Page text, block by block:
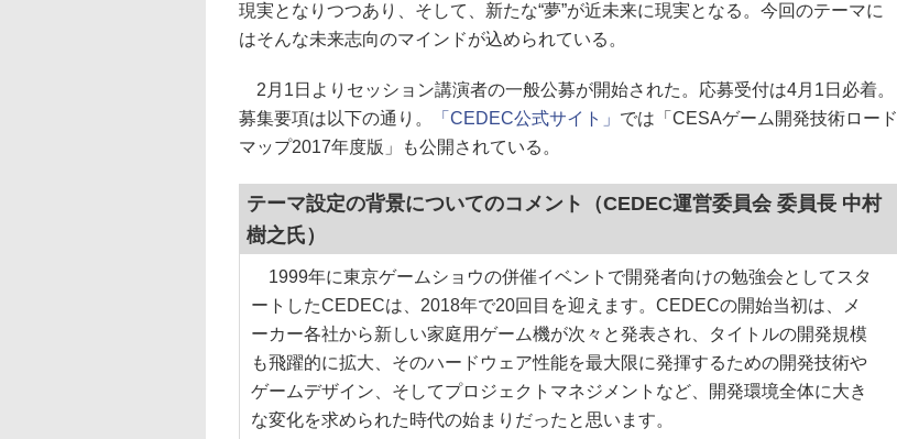
現実となりつつあり、そして、新たな“夢”が近未来に現実となる。今回のテーマに
はそんな未来志向のマインドが込められている。
2月1日よりセッション講演者の一般公募が開始された。応募受付は4月1日必着。
募集要項は以下の通り。
「CEDEC公式サイト」 では「CESAゲーム開発技術ロード
マップ2017年度版」も公開されている。
テーマ設定の背景についてのコメント（CEDEC運営委員会 委員長 中村
樹之氏）
1999年に東京ゲームショウの併催イベントで開発者向けの勉強会としてスタ
ートしたCEDECは、2018年で20回目を迎えます。CEDECの開始当初は、メ
ーカー各社から新しい家庭用ゲーム機が次々と発表され、タイトルの開発規模
も飛躍的に拡大、そのハードウェア性能を最大限に発揮するための開発技術や
ゲームデザイン、そしてプロジェクトマネジメントなど、開発環境全体に大き
な変化を求められた時代の始まりだったと思います。